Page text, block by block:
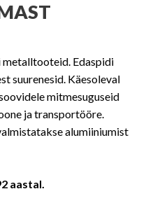
metalltooteid. Edaspidi
suurenesid. Käesoleval
mitmesuguseid
ja transportööre.
alumiiniumist
aastal.